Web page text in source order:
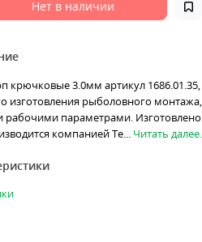
Нет в наличии
крючковые 3.0мм артикул 1686.01.35,
изготовления рыболовного монтажа,
рабочими параметрами. Изготовлено
компанией Те... Читать